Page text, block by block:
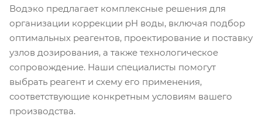
Водэко предлагает комплексные решения для
организации коррекции pH воды, включая подбор
оптимальных реагентов, проектирование и поставку
узлов дозирования, а также технологическое
сопровождение. Наши специалисты помогут
выбрать реагент и схему его применения,
соответствующие конкретным условиям вашего
производства.